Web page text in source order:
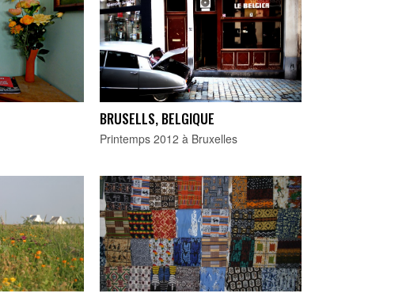
BRUSELLS, BELGIQUE
Printemps 2012 à Bruxelles